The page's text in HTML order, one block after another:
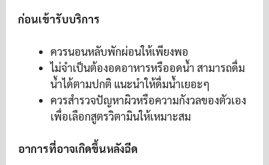
ก่อนเข้ารับบริการ
ควรนอนหลับพักผ่อนให้เพียงพอ
ไม่จำเป็นต้องอดอาหารหรืออดน้ำ สามารถดื่ม
น้ำได้ตามปกติ แนะนำให้ดื่มน้ำเยอะๆ
ควรสำรวจปัญหาผิวหรือความกังวลของตัวเอง
เพื่อเลือกสูตรวิตามินให้เหมาะสม
อาการที่อาจเกิดขึ้นหลังฉีด